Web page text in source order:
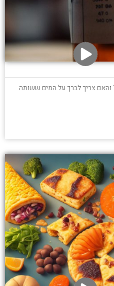
צריך לברך על המים ששותה